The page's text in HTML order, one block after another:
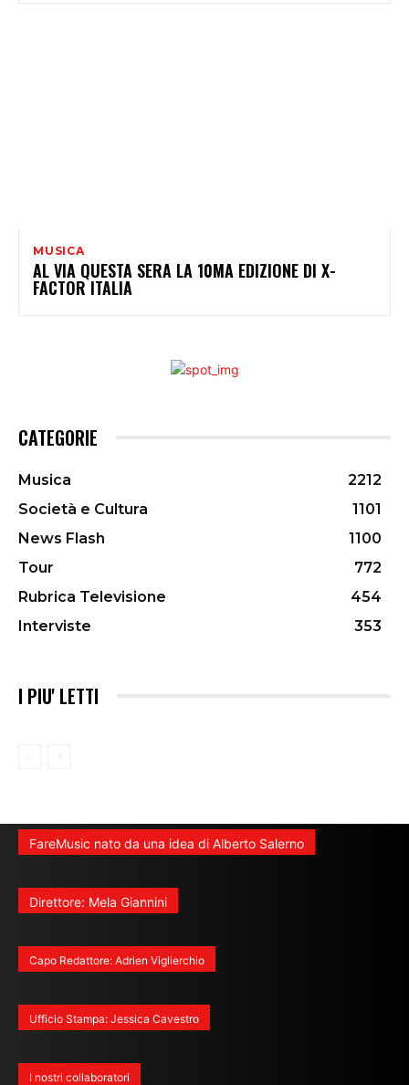
MUSICA
AL VIA QUESTA SERA LA 10MA EDIZIONE DI X-
FACTOR ITALIA
CATEGORIE
Musica
2212
Società e Cultura
1101
News Flash
1100
Tour
772
Rubrica Televisione
454
Interviste
353
I PIU' LETTI
FareMusic nato da una idea di Alberto Salerno
Direttore: Mela Giannini
Capo Redattore: Adrien Viglierchio
Ufficio Stampa: Jessica Cavestro
I nostri collaboratori